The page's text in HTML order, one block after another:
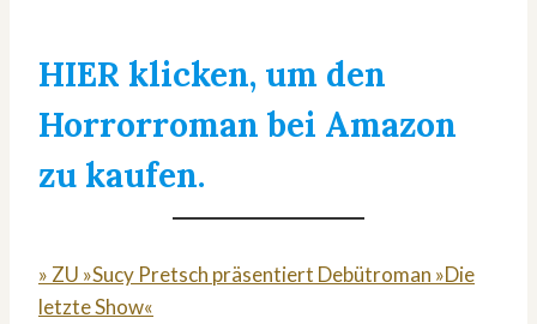
HIER klicken, um den
Horrorroman bei Amazon
zu kaufen.
» ZU »Sucy Pretsch präsentiert Debütroman »Die
letzte Show«